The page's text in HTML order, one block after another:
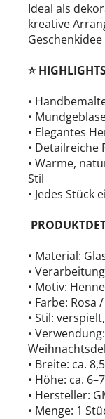
Ideal als
kreative
⭐
•
•
• Elegantes
•
• Warme,
Stil
• Jedes Stück
• Material:
•
• Motiv:
• Farbe:
• Stil:
•
• Breite: ca.
• Höhe: ca.
• Hersteller:
• Menge: 1